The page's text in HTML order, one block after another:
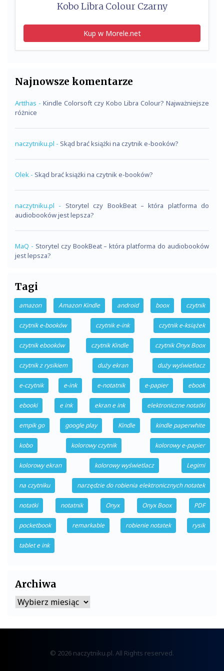
Kobo Libra Colour Czarny
Kup w Morele.net
Najnowsze komentarze
Artthas - Kindle Colorsoft czy Kobo Libra Colour? Najważniejsze
różnice
naczytniku.pl - Skąd brać książki na czytnik e-booków?
Olek - Skąd brać książki na czytnik e-booków?
naczytniku.pl - Storytel czy BookBeat – która platforma do
audiobooków jest lepsza?
MaQ - Storytel czy BookBeat – która platforma do audiobooków
jest lepsza?
Tagi
amazon Amazon Kindle android boox czytnik
czytnik e-booków czytnik e-ink czytnik e-książek
czytnik ebooków czytnik Kindle czytnik Onyx Boox
czytnik z rysikiem duży ekran duży wyświetlacz
e-czytnik e-ink e-notatnik e-papier ebook
ebooki e ink ekran e ink elektroniczne notatki
empik go google play Kindle kindle paperwhite
kobo kolorowy czytnik kolorowy e-papier
kolorowy ekran kolorowy wyświetlacz Legimi
na czytniku narzędzie do robienia elektronicznych notatek
notatki notatnik Onyx Onyx Boox PDF
pocketbook remarkable robienie notatek rysik
tablet e ink
Archiwa
Archiwa
© 2026 naczytniku.pl. All Rights reserved.